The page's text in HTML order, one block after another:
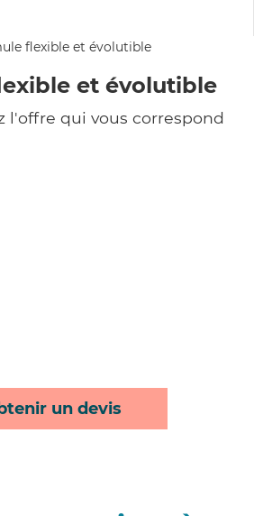
et évolutible
l'offre qui vous correspond
un devis